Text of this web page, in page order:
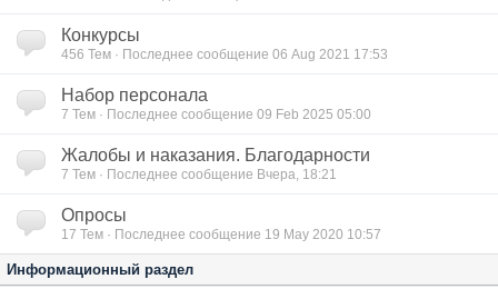
Конкурсы
456 Тем · Последнее сообщение 06 Aug 2021 17:53
Набор персонала
7 Тем · Последнее сообщение 09 Feb 2025 05:00
Жалобы и наказания. Благодарности
7 Тем · Последнее сообщение Вчера, 18:21
Опросы
17 Тем · Последнее сообщение 19 May 2020 10:57
Информационный раздел